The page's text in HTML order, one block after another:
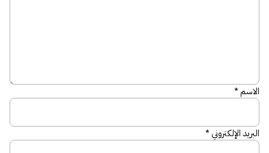
الاسم*
البريد الإلكتروني*